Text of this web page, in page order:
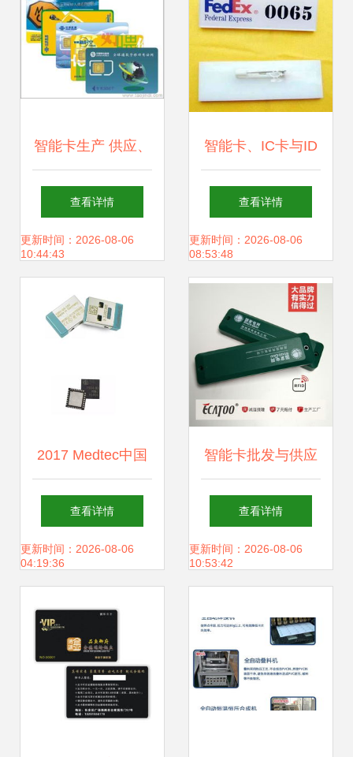
智能卡生产 供应、
批发与价格全面指
南
查看详情
更新时间：2026-08-06
10:44:43
智能卡、IC卡与ID
卡 个人用户选购与
使用指南
查看详情
更新时间：2026-08-06
08:53:48
2017 Medtec中国
展即将启幕 威步蓄
势待发，智能卡创
查看详情
更新时间：2026-08-06
04:19:36
智能卡批发与供应
新趋势 邮编商务网
youbian.com赋能
查看详情
更新时间：2026-08-06
10:53:42